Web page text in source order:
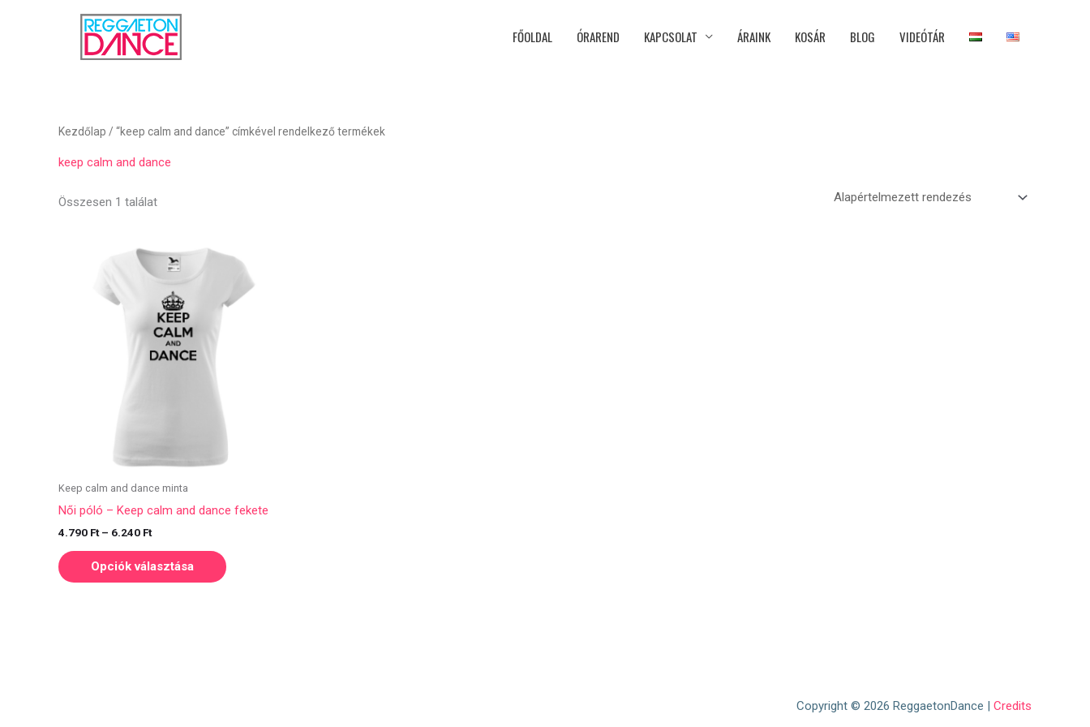
FŐOLDAL ÓRAREND KAPCSOLAT ÁRAINK KOSÁR BLOG VIDEÓTÁR
Kezdőlap / “keep calm and dance” címkével rendelkező termékek
keep calm and dance
Összesen 1 találat
Keep calm and dance minta
Női póló – Keep calm and dance fekete
4.790 Ft – 6.240 Ft
Ártartomány:
4.790 Ft
-
6.240 Ft
Opciók választása
terméknek
több
ki
Copyright © 2026 ReggaetonDance | Credits